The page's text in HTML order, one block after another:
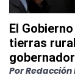
El
tierras
PorRedacción